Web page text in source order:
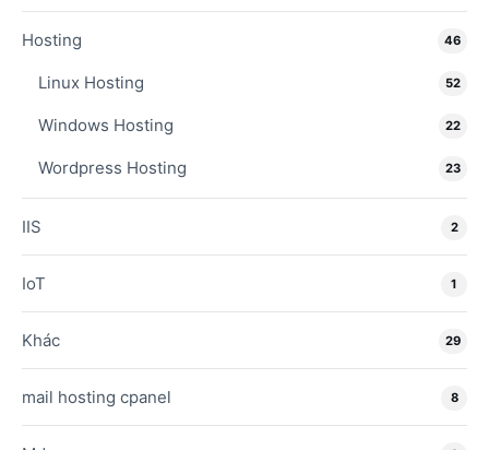
Hosting 46
Linux Hosting 52
Windows Hosting 22
Wordpress Hosting 23
IIS 2
IoT 1
Khác 29
mail hosting cpanel 8